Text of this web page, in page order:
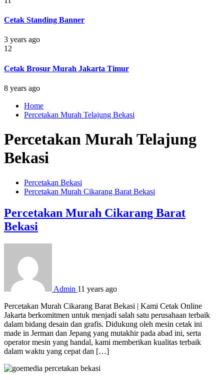
Cetak Standing Banner
3 years ago
12
Cetak Brosur Murah Jakarta Timur
8 years ago
Home
Percetakan Murah Telajung Bekasi
Percetakan Murah Telajung
Bekasi
Percetakan Bekasi
Percetakan Murah Cikarang Barat Bekasi
Percetakan Murah Cikarang Barat
Bekasi
Admin 11 years ago
Percetakan Murah Cikarang Barat Bekasi | Kami Cetak Online
Jakarta berkomitmen untuk menjadi salah satu perusahaan terbaik
dalam bidang desain dan grafis. Didukung oleh mesin cetak ini
made in Jerman dan Jepang yang mutakhir pada abad ini, serta
operator mesin yang handal, kami memberikan kualitas terbaik
dalam waktu yang cepat dan […]